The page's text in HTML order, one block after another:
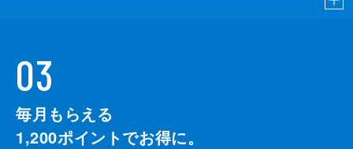
03
毎月もらえる
1,200ポイントでお得に。